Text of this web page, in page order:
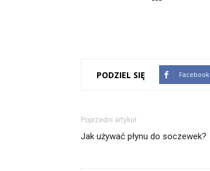
PODZIEL SIĘ Facebook
Poprzedni artykuł
Jak używać płynu do soczewek?